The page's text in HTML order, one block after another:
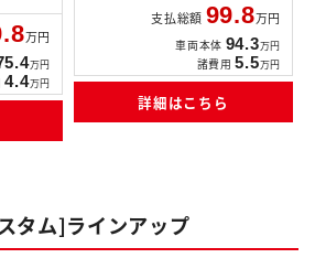
万円
万円
4.4万円
支払総額 99.8万円
車両本体 94.3万円
諸費用 5.5万円
詳細はこちら
タム]ラインアップ